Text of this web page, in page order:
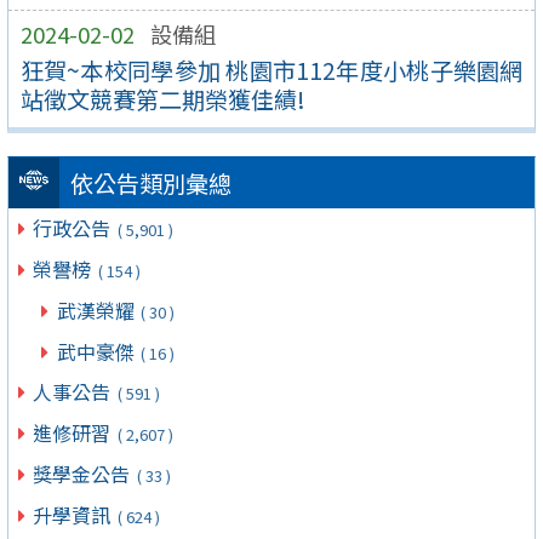
2024-02-02 設備組
狂賀~本校同學參加 桃園市112年度小桃子樂園網
站徵文競賽第二期榮獲佳績!
依公告類別彙總
行政公告 ( 5,901 )
榮譽榜 ( 154 )
武漢榮耀 ( 30 )
武中豪傑 ( 16 )
人事公告 ( 591 )
進修研習 ( 2,607 )
獎學金公告 ( 33 )
升學資訊 ( 624 )